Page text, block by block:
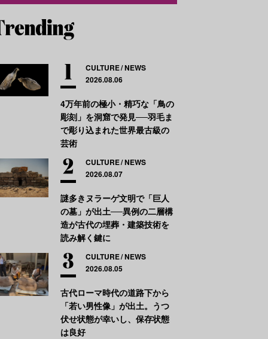
CULTURE NEWS
2026.08.06
4万年前の極小・精巧な「鳥の
彫刻」を洞窟で発見──羽毛ま
で彫り込まれた世界最古級の
芸術
CULTURE NEWS
2026.08.07
謎多きヌラーゲ文明で「巨人
の墓」が出土──異例の二層構
造が古代の埋葬・建築技術を
読み解く鍵に
CULTURE NEWS
2026.08.05
古代ローマ時代の道路下から
「若い男性像」が出土。うつ
伏せ状態が幸いし、保存状態
は良好